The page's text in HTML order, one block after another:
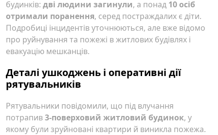
будинків: дві людини загинули, а понад 10 осіб
отримали поранення, серед постраждалих є діти.
Подробиці інцидентів уточнюються, але вже відомо
про руйнування та пожежі в житлових будівлях і
евакуацію мешканців.
Деталі ушкоджень і оперативні дії
рятувальників
Рятувальники повідомили, що під влучання
потрапив3-поверховий житловий будинок, у
якому були зруйновані квартири й виникла пожежа.